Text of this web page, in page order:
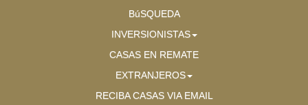
BúSQUEDA
INVERSIONISTAS
CASAS EN REMATE
EXTRANJEROS
RECIBA CASAS VIA EMAIL